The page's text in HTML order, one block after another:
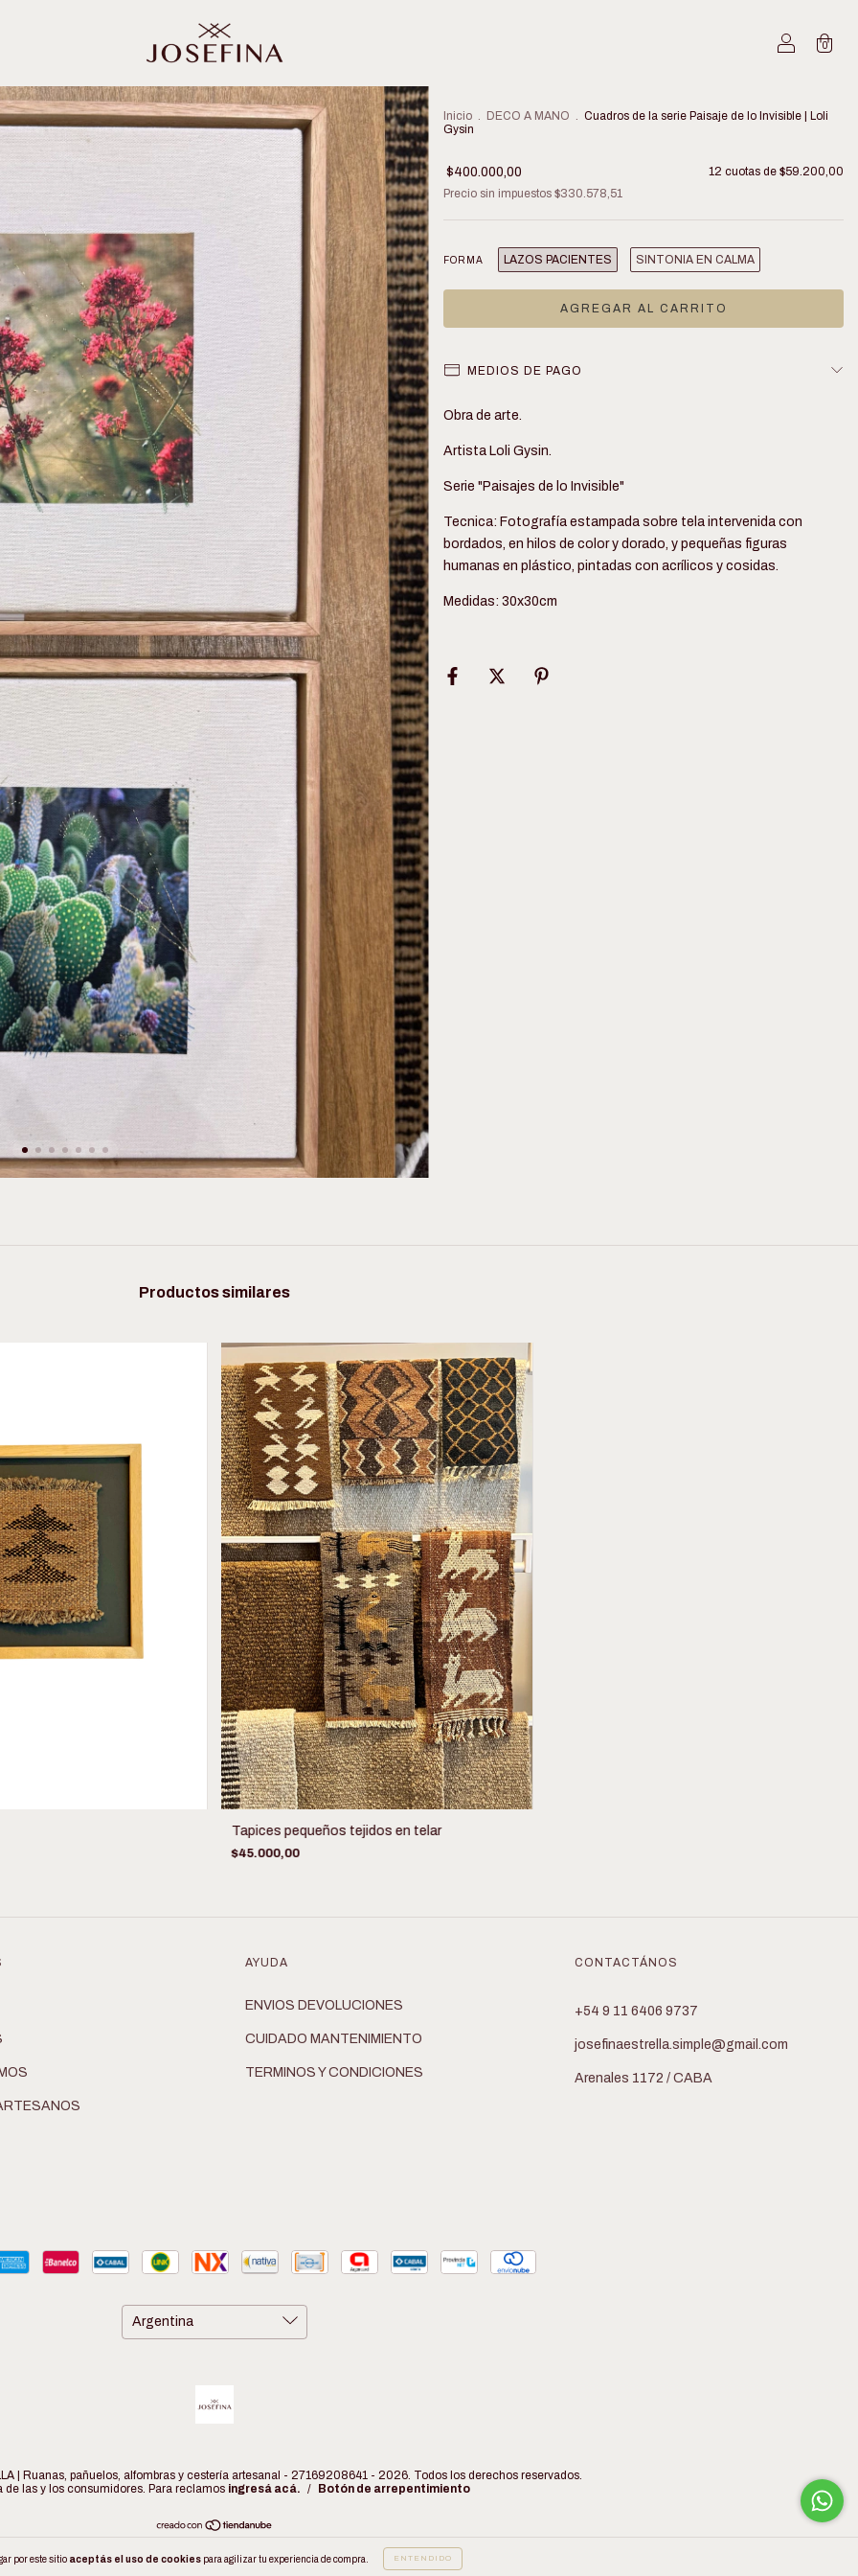
0
por este sitio aceptás el uso de cookies para agilizar tu experiencia de compra. ENTENDIDO
Inicio . DECO A MANO . Cuadros de la serie Paisaje de lo Invisible | Loli
Gysin
$400.000,00 12 cuotas de $59.200,00
Precio sin impuestos $330.578,51
FORMA LAZOS PACIENTES SINTONIA EN CALMA
MEDIOS DE PAGO
Obra de arte.
Artista Loli Gysin.
Serie "Paisajes de lo Invisible"
Tecnica: Fotografía estampada sobre tela intervenida con
bordados, en hilos de color y dorado, y pequeñas figuras
humanas en plástico, pintadas con acrílicos y cosidas.
Medidas: 30x30cm
Productos similares
Tapices pequeños tejidos en telar
$45.000,00
AYUDA
ENVIOS DEVOLUCIONES
CUIDADO MANTENIMIENTO
TERMINOS Y CONDICIONES
CONTACTÁNOS
+54 9 11 6406 9737
josefinaestrella.simple@gmail.com
Arenales 1172 / CABA
| Ruanas, pañuelos, alfombras y cestería artesanal - 27169208641 - 2026. Todos los derechos reservados.
de las y los consumidores. Para reclamos ingresá acá. / Botón de arrepentimiento